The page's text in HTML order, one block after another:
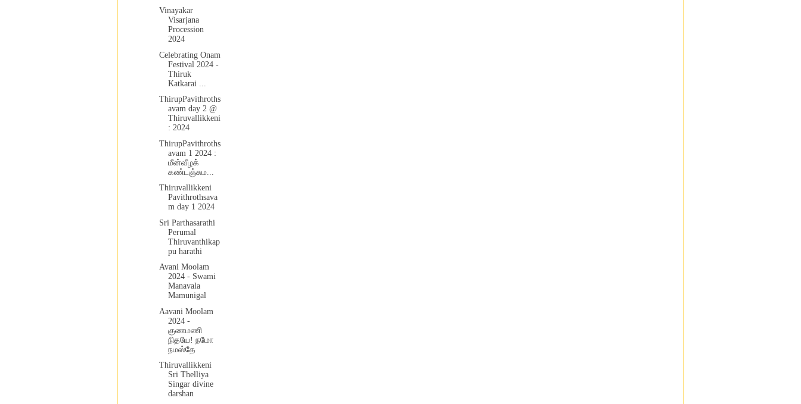
Vinayakar
Visarjana
Procession
2024
Celebrating Onam
Festival 2024 -
Thiruk
Katkarai ...
ThirupPavithroths
avam day 2 @
Thiruvallikkeni
: 2024
ThirupPavithroths
avam 1 2024 :
மீன்வீழக்
கண்டஞ்சும...
Thiruvallikkeni
Pavithrothsava
m day 1 2024
Sri Parthasarathi
Perumal
Thiruvanthikap
pu harathi
Avani Moolam
2024 - Swami
Manavala
Mamunigal
Aavani Moolam
2024 -
குணமணி
நிதயே! நமோ
நமஸ்தே
Thiruvallikkeni
Sri Thelliya
Singar divine
darshan